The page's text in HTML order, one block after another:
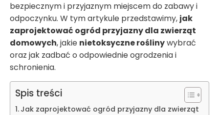
bezpiecznym i przyjaznym miejscem do zabawy i
odpoczynku. W tym artykule przedstawimy, jak
zaprojektować ogród przyjazny dla zwierząt
domowych, jakie nietoksyczne roślinywybrać
oraz jak zadbać o odpowiednie ogrodzenia i
schronienia.
Spis treści
Jak zaprojektować ogród przyjazny dla zwierząt